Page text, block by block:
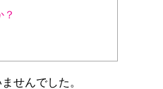
せんでした。